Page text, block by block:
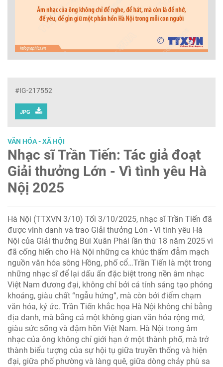
#IG-217552
JPG
VĂN HÓA - XÃ HỘI
Nhạc sĩ Trần Tiến: Tác giả đoạt
Giải thưởng Lớn - Vì tình yêu Hà
Nộị 2025
Hà Nội (TTXVN 3/10) Tối 3/10/2025, nhạc sĩ Trần Tiến đã
được vinh danh và trao Giải thưởng Lớn - Vì tình yêu Hà
Nội của Giải thưởng Bùi Xuân Phái lần thứ 18 năm 2025 vì
đã cống hiến cho Hà Nội những ca khúc thấm đẫm mạch
nguồn văn hóa sông Hồng, phố cổ…Trần Tiến là một trong
những nhạc sĩ để lại dấu ấn đặc biệt trong nền âm nhạc
Việt Nam đương đại, không chỉ bởi cá tính sáng tạo phóng
khoáng, giàu chất “ngẫu hứng”, mà còn bởi điểm chạm
văn hóa, ký ức. Trần Tiến khắc họa Hà Nội không chỉ bằng
địa danh, mà bằng cả một không gian văn hóa rộng mở,
giàu sức sống và đậm hồn Việt Nam. Hà Nội trong âm
nhạc của ông không chỉ giới hạn ở một thành phố, mà trở
thành biểu tượng của sự hội tụ giữa truyền thống và hiện
đại, giữa phố phường và làng quê, giữa dòng chảy phù sa